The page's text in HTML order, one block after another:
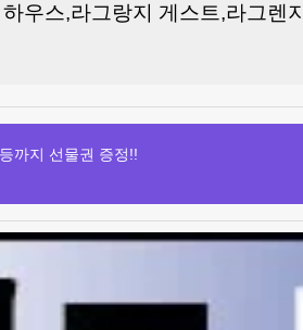
우스,라그랑지 게스트,라그렌
까지 선물권 증정!!